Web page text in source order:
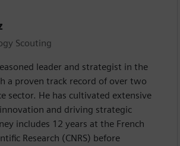
Scouting
leader and strategist in the
a proven track record of over two
sector. He has cultivated extensive
and driving strategic
includes 12 years at the French
Research (CNRS) before